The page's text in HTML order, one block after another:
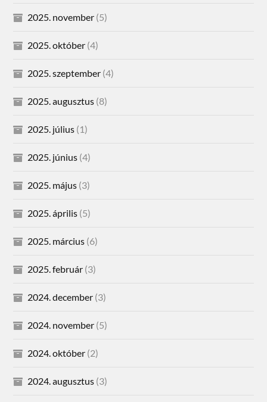
2025. november (5)
2025. október (4)
2025. szeptember (4)
2025. augusztus (8)
2025. július (1)
2025. június (4)
2025. május (3)
2025. április (5)
2025. március (6)
2025. február (3)
2024. december (3)
2024. november (5)
2024. október (2)
2024. augusztus (3)